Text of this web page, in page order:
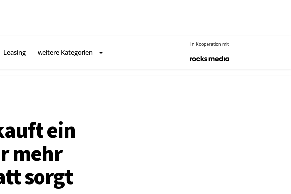
Leasing weitere Kategorien
In Kooperation mit
ein
mehr
sorgt